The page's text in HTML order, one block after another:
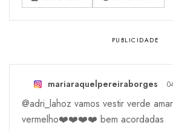
mariaraquelpereiraborges
@adri_lahoz vamos vestir verde
vermelho❤️❤️❤️❤️ bem acordadas